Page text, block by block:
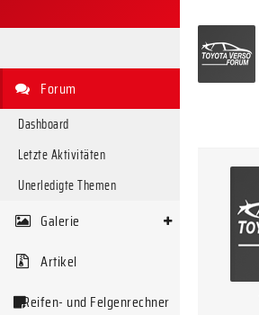
Forum
Dashboard
Letzte Aktivitäten
Unerledigte Themen
Galerie
Artikel
Reifen- und Felgenrechner